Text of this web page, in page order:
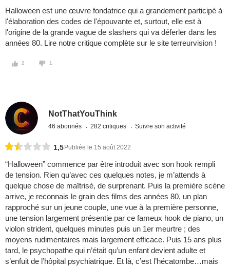
Halloween est une œuvre fondatrice qui a grandement participé à
l'élaboration des codes de l'épouvante et, surtout, elle est à
l'origine de la grande vague de slashers qui va déferler dans les
années 80. Lire notre critique complète sur le site terreurvision !
2 1
NotThatYouThink
46 abonnés 282 critiques Suivre son activité
1,5 Publiée le 15 août 2022
“Halloween” commence par être introduit avec son hook rempli
de tension. Rien qu’avec ces quelques notes, je m’attends à
quelque chose de maîtrisé, de surprenant. Puis la première scène
arrive, je reconnais le grain des films des années 80, un plan
rapproché sur un jeune couple, une vue à la première personne,
une tension largement présentie par ce fameux hook de piano, un
violon strident, quelques minutes puis un 1er meurtre ; des
moyens rudimentaires mais largement efficace. Puis 15 ans plus
tard, le psychopathe qui n’était qu’un enfant devient adulte et
s’enfuit de l’hôpital psychiatrique. Et là, c’est l’hécatombe…mais